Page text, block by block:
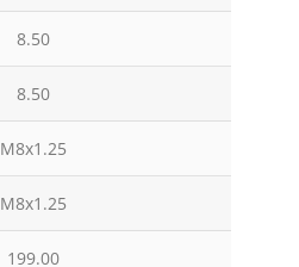
8.50
8.50
M8x1.25
M8x1.25
199.00